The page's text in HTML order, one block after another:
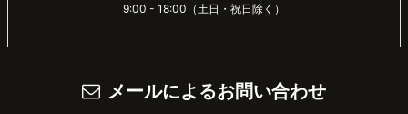
9:00 - 18:00（土日・祝日除く）
メールによるお問い合わせ